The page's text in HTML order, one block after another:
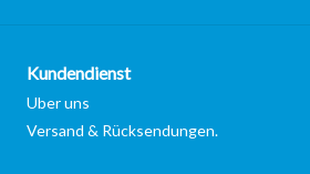
Kundendienst
Uber uns
Versand & Rücksendungen.